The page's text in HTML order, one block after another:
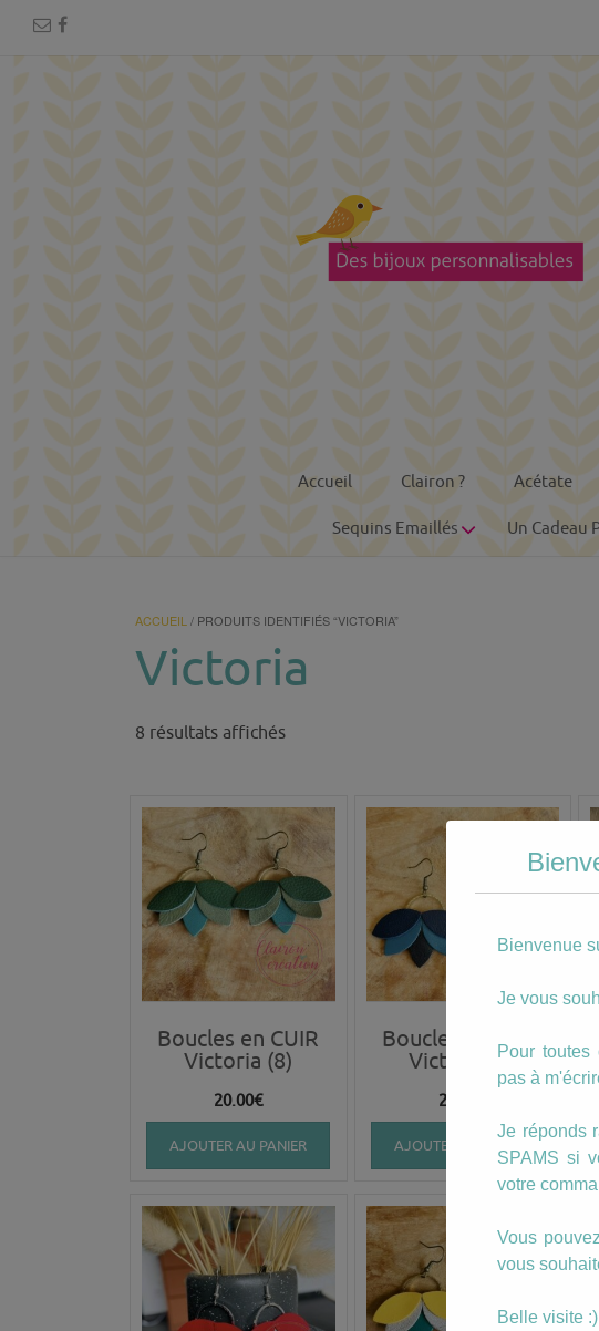
Accueil Clairon ? Acétate
Sequins Emaillés Un Cadeau
ACCUEIL / PRODUITS IDENTIFIÉS “VICTORIA”
Victoria
8 résultats affichésTrié
récent
au
plus
ancien
Boucles en CUIR
Victoria (8)
20.00€
AJOUTER AU PANIER
Boucles en CUIR
Victoria (7)
20.00
AJOUTER AU PANIER
Bienvenue
Je vous
Pour toutes
pas à
Je réponds
SPAMS si
votre
Vous
vous
Belle visite :)